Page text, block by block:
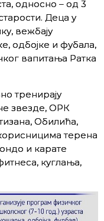
односно – од 3
Деца у
вежбају
одбојке и фубала,
вапитања Ратка
тренирају
звезде, ОРК
Обилића,
терена
и карате
куглања,